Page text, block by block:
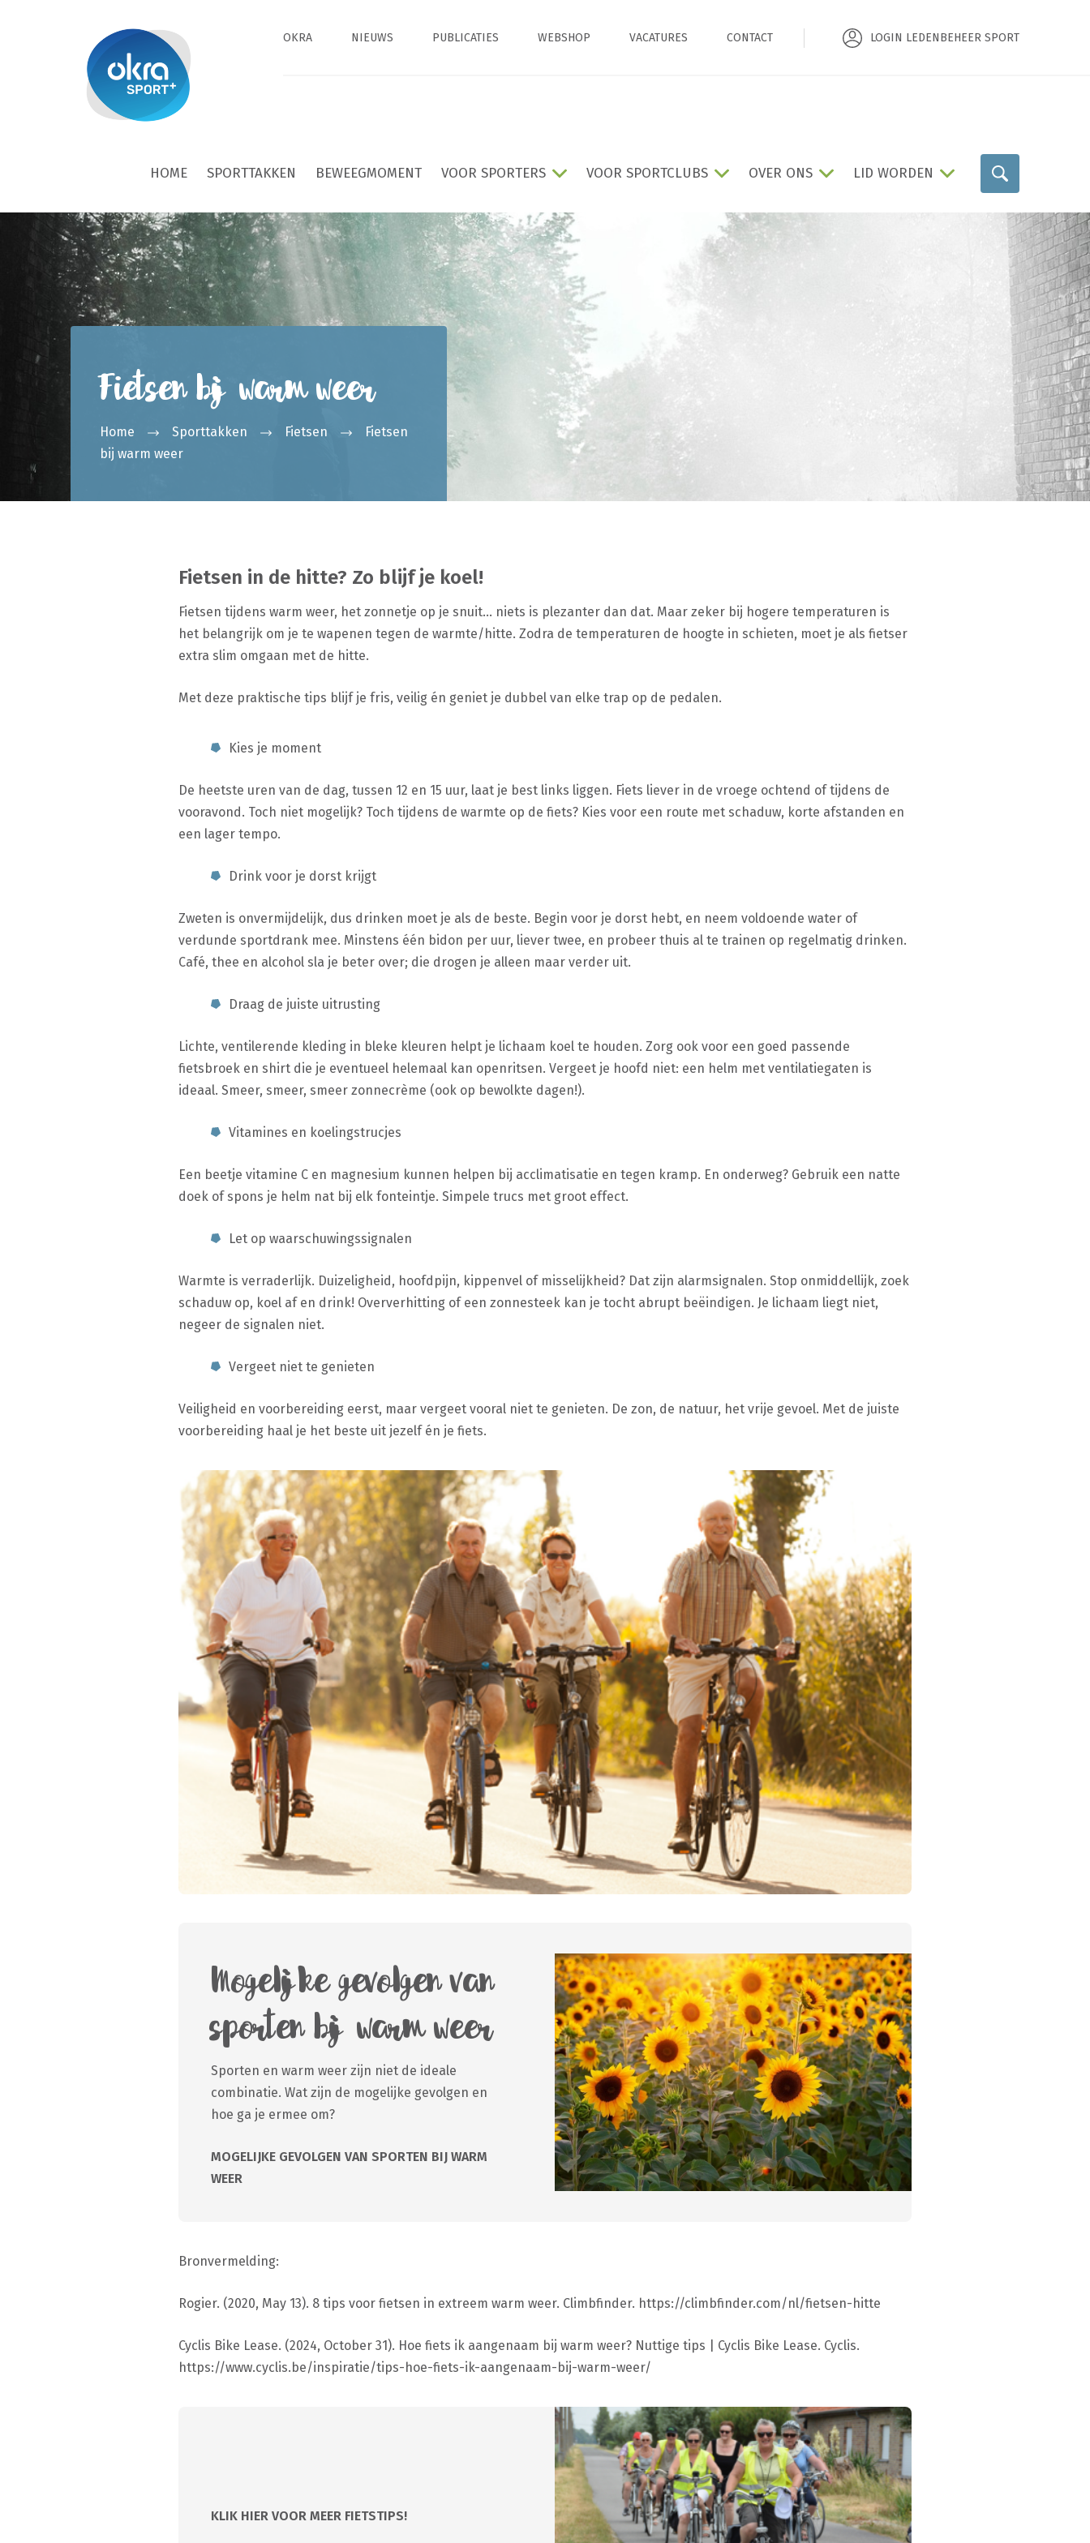
OKRA NIEUWS PUBLICATIES WEBSHOP VACATURES CONTACT LOGIN LEDENBEHEER SPORT
HOME SPORTTAKKEN BEWEEGMOMENT VOOR SPORTERS VOOR SPORTCLUBS OVER ONS LID WORDEN
Fietsen bij warm weer
Home Sporttakken Fietsen
Fietsen
bij warm weer
Fietsen in de hitte? Zo blijf je koel!
Fietsen tijdens warm weer, het zonnetje op je snuit… niets is plezanter dan dat. Maar zeker bij hogere temperaturen is
het belangrijk om je te wapenen tegen de warmte/hitte. Zodra de temperaturen de hoogte in schieten, moet je als fietser
extra slim omgaan met de hitte.
Met deze praktische tips blijf je fris, veilig én geniet je dubbel van elke trap op de pedalen.
Kies je moment
De heetste uren van de dag, tussen 12 en 15 uur, laat je best links liggen. Fiets liever in de vroege ochtend of tijdens de
vooravond. Toch niet mogelijk? Toch tijdens de warmte op de fiets? Kies voor een route met schaduw, korte afstanden en
een lager tempo.
Drink voor je dorst krijgt
Zweten is onvermijdelijk, dus drinken moet je als de beste. Begin voor je dorst hebt, en neem voldoende water of
verdunde sportdrank mee. Minstens één bidon per uur, liever twee, en probeer thuis al te trainen op regelmatig drinken.
Café, thee en alcohol sla je beter over; die drogen je alleen maar verder uit.
Draag de juiste uitrusting
Lichte, ventilerende kleding in bleke kleuren helpt je lichaam koel te houden. Zorg ook voor een goed passende
fietsbroek en shirt die je eventueel helemaal kan openritsen. Vergeet je hoofd niet: een helm met ventilatiegaten is
ideaal. Smeer, smeer, smeer zonnecrème (ook op bewolkte dagen!).
Vitamines en koelingstrucjes
Een beetje vitamine C en magnesium kunnen helpen bij acclimatisatie en tegen kramp. En onderweg? Gebruik een natte
doek of spons je helm nat bij elk fonteintje. Simpele trucs met groot effect.
Let op waarschuwingssignalen
Warmte is verraderlijk. Duizeligheid, hoofdpijn, kippenvel of misselijkheid? Dat zijn alarmsignalen. Stop onmiddellijk, zoek
schaduw op, koel af en drink! Oververhitting of een zonnesteek kan je tocht abrupt beëindigen. Je lichaam liegt niet,
negeer de signalen niet.
Vergeet niet te genieten
Veiligheid en voorbereiding eerst, maar vergeet vooral niet te genieten. De zon, de natuur, het vrije gevoel. Met de juiste
voorbereiding haal je het beste uit jezelf én je fiets.
Mogelijke gevolgen van
sporten bij warm weer
Sporten en warm weer zijn niet de ideale
combinatie. Wat zijn de mogelijke gevolgen en
hoe ga je ermee om?
MOGELIJKE GEVOLGEN VAN SPORTEN BIJ WARM
WEER
Bronvermelding:
Rogier. (2020, May 13). 8 tips voor fietsen in extreem warm weer. Climbfinder. https://climbfinder.com/nl/fietsen-hitte
Cyclis Bike Lease. (2024, October 31). Hoe fiets ik aangenaam bij warm weer? Nuttige tips | Cyclis Bike Lease. Cyclis.
https://www.cyclis.be/inspiratie/tips-hoe-fiets-ik-aangenaam-bij-warm-weer/
KLIK HIER VOOR MEER FIETSTIPS!